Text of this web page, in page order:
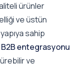
ürünler
ve üstün
sahip
entegrasyonu
ve